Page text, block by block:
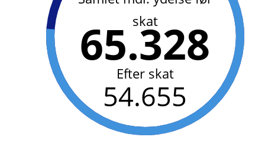
skat
65.328
Efter skat
54.655